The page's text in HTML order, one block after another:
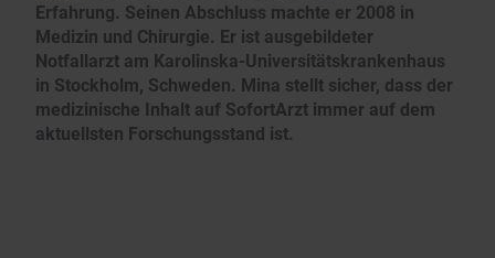
Erfahrung. Seinen Abschluss machte er 2008 in
Medizin und Chirurgie. Er ist ausgebildeter
Notfallarzt am Karolinska-Universitätskrankenhaus
in Stockholm, Schweden. Mina stellt sicher, dass der
medizinische Inhalt auf SofortArzt immer auf dem
aktuellsten Forschungsstand ist.